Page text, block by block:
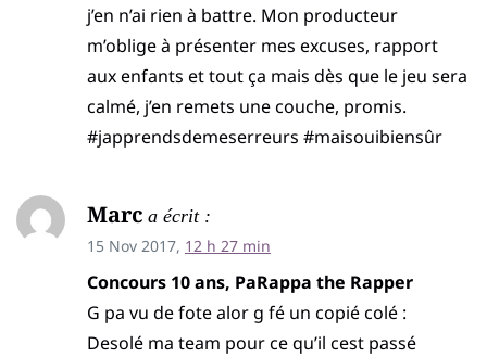
j’en n’ai rien à battre. Mon producteur
m’oblige à présenter mes excuses, rapport
aux enfants et tout ça mais dès que le jeu sera
calmé, j’en remets une couche, promis.
#japprendsdemeserreurs #maisouibiensûr
Marc a écrit :
15 Nov 2017, 12 h 27 min
Concours 10 ans, PaRappa the Rapper
G pa vu de fote alor g fé un copié colé :
Desolé ma team pour ce qu’il cest passé